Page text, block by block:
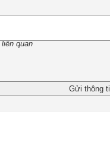
quan